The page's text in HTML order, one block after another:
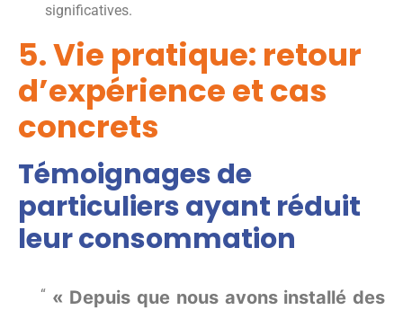
significatives.
5. Vie pratique: retour
d’expérience et cas
concrets
Témoignages de
particuliers ayant réduit
leur consommation
« Depuis que nous avons installé des